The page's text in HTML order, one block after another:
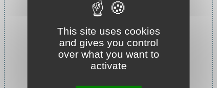
Chef de service :
Pr BERTOLETTI Laurent
This site uses cookies
and gives you control
over what you want to
activate